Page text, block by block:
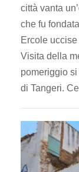
città vanta
che fu
Ercole
Visita della
pomeriggio
di Tangeri.